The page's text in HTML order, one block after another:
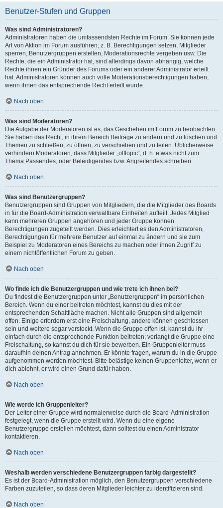
Benutzer-Stufen und Gruppen
Was sind Administratoren?
Administratoren haben die umfassendsten Rechte im Forum. Sie können jede
Art von Aktion im Forum ausführen; z. B. Berechtigungen setzen, Mitglieder
sperren, Benutzergruppen erstellen, Moderationsrechte vergeben usw. Die
Rechte, die ein Administrator hat, sind allerdings davon abhängig, welche
Rechte ihnen ein Gründer des Forums oder ein anderer Administrator erteilt
hat. Administratoren können auch volle Moderationsberechtigungen haben,
wenn ihnen das entsprechende Recht erteilt wurde.
Nach oben
Was sind Moderatoren?
Die Aufgabe der Moderatoren ist es, das Geschehen im Forum zu beobachten.
Sie haben das Recht, in ihrem Bereich Beiträge zu ändern und zu löschen und
Themen zu schließen, zu öffnen, zu verschieben und zu teilen. Üblicherweise
verhindern Moderatoren, dass Mitglieder „offtopic“, d. h. etwas nicht zum
Thema Passendes, oder Beleidigendes bzw. Angreifendes schreiben.
Nach oben
Was sind Benutzergruppen?
Benutzergruppen sind Gruppen von Mitgliedern, die die Mitglieder des Boards
in für die Board-Administration verwaltbare Einheiten aufteilt. Jedes Mitglied
kann mehreren Gruppen angehören und jeder Gruppe können
Berechtigungen zugeteilt werden. Dies erleichtert es den Administratoren,
Berechtigungen für mehrere Benutzer auf einmal zu ändern und sie zum
Beispiel zu Moderatoren eines Bereichs zu machen oder ihnen Zugriff zu
einem nichtöffentlichen Forum zu geben.
Nach oben
Wo finde ich die Benutzergruppen und wie trete ich ihnen bei?
Du findest die Benutzergruppen unter „Benutzergruppen“ im persönlichen
Bereich. Wenn du einer beitreten möchtest, kannst du dies mit der
entsprechenden Schaltfläche machen. Nicht alle Gruppen sind allgemein
offen. Einige erfordern erst eine Freischaltung, andere können geschlossen
sein und weitere sogar versteckt. Wenn die Gruppe offen ist, kannst du ihr
einfach durch die entsprechende Funktion beitreten; verlangt die Gruppe eine
Freischaltung, so kannst du dich für sie bewerben. Ein Gruppenleiter muss
daraufhin deinen Antrag annehmen. Er könnte fragen, warum du in die Gruppe
aufgenommen werden möchtest. Bitte belästige keinen Gruppenleiter, wenn er
dich ablehnt, er wird einen Grund dafür haben.
Nach oben
Wie werde ich Gruppenleiter?
Der Leiter einer Gruppe wird normalerweise durch die Board-Administration
festgelegt, wenn die Gruppe erstellt wird. Wenn du eine eigene
Benutzergruppe erstellen möchtest, dann solltest du einen Administrator
kontaktieren.
Nach oben
Weshalb werden verschiedene Benutzergruppen farbig dargestellt?
Es ist der Board-Administration möglich, den Benutzergruppen verschiedene
Farben zuzuteilen, so dass deren Mitglieder leichter zu identifizieren sind.
Nach oben